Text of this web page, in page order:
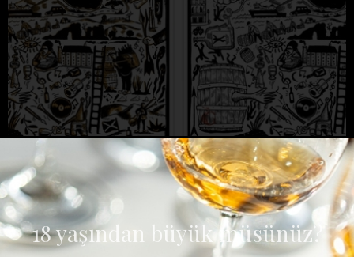
Meleklerin Payı olarak viski belgeseli The Amber Light ın
Yardımcı Yapımcılığını üstlenmenin keyfini yaşıyorum
18 yaşından büyük müsünüz?